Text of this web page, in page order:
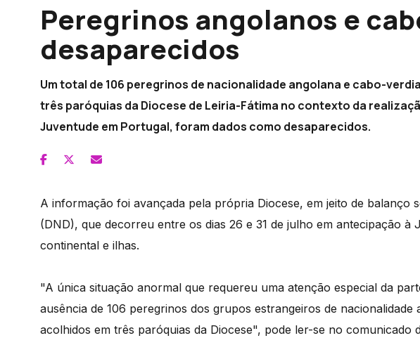
Peregrinos angolanos e
desaparecidos
Um total de 106 peregrinos de nacionalidade angolana e cabo-
três paróquias da Diocese de Leiria-Fátima no contexto da
Juventude em Portugal, foram dados como desaparecidos.
A informação foi avançada pela própria Diocese, em jeito de balanço
(DND), que decorreu entre os dias 26 e 31 de julho em antecipação à
continental e ilhas.
"A única situação anormal que requereu uma atenção especial da
ausência de 106 peregrinos dos grupos estrangeiros de
acolhidos em três paróquias da Diocese", pode ler-se no comunicado